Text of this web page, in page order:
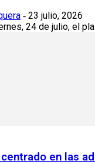
- 23 julio, 2026
24 de julio, el
en las